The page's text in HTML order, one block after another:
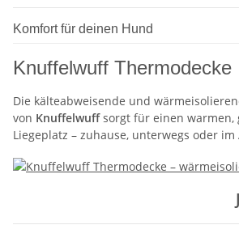
Komfort für deinen Hund
Knuffelwuff Thermodecke
Die kälteabweisende und
von Knuffelwuffsorgt für einen warmen,
Liegeplatz – zuhause, unterwegs oder im